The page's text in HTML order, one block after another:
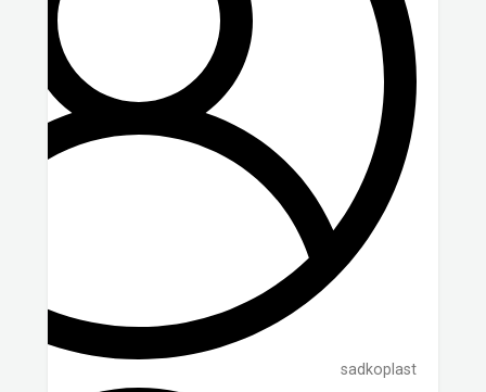
sadkoplast